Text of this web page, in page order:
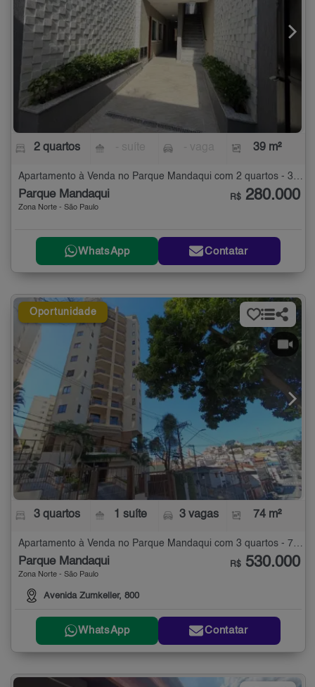
2 quartos 39 m²
Apartamento à Venda no Parque Mandaqui com 2 quartos - 39 m²
Parque Mandaqui
Zona Norte - São Paulo
R$ 280.000
WhatsApp Contatar
Oportunidade
3 quartos 1 suíte 3 vagas 74 m²
Apartamento à Venda no Parque Mandaqui com 3 quartos - 74 m²
Parque Mandaqui
Zona Norte - São Paulo
Avenida Zumkeller, 800
R$ 530.000
WhatsApp Contatar